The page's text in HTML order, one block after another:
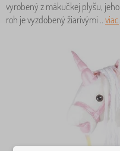
vyrobený z mäkučkej plyšu,
roh je vyzdobený žiarivými .. viac